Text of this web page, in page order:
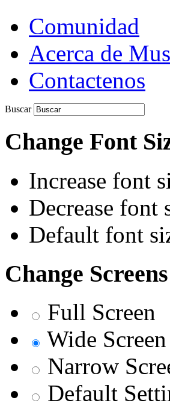
Comunidad
Acerca de
Contactenos
Buscar
Change Font
Increase font
Decrease font
Default font
Change Screens
Full Screen
Wide Screen
Narrow
Default